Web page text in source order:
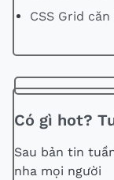
CSS Grid
Có gì hot?
Sau bản tin
nha mọi người